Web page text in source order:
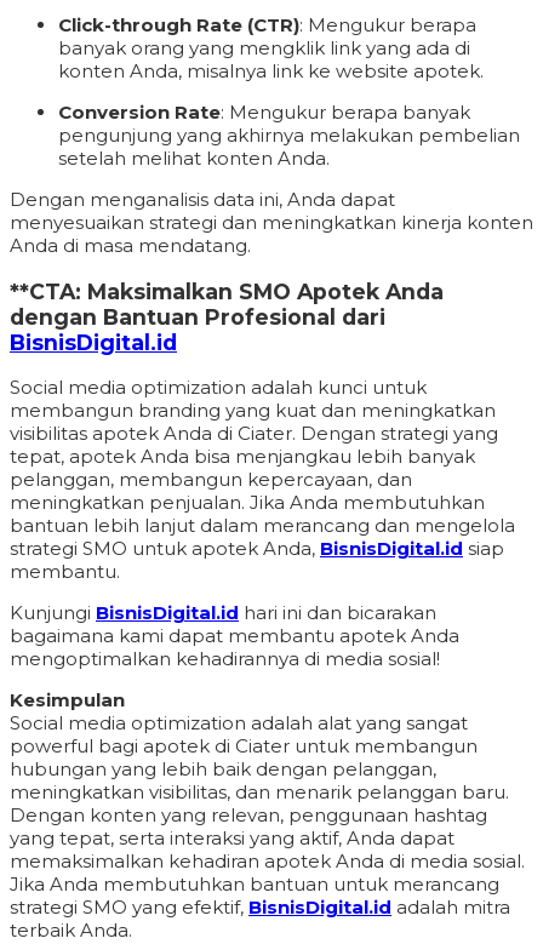
Click-through Rate (CTR): Mengukur berapa
banyak orang yang mengklik link yang ada di
konten Anda, misalnya link ke website apotek.
Conversion Rate: Mengukur berapa banyak
pengunjung yang akhirnya melakukan pembelian
setelah melihat konten Anda.
Dengan menganalisis data ini, Anda dapat
menyesuaikan strategi dan meningkatkan kinerja konten
Anda di masa mendatang.
**CTA: Maksimalkan SMO Apotek Anda
dengan Bantuan Profesional dari
BisnisDigital.id
Social media optimization adalah kunci untuk
membangun branding yang kuat dan meningkatkan
visibilitas apotek Anda di Ciater. Dengan strategi yang
tepat, apotek Anda bisa menjangkau lebih banyak
pelanggan, membangun kepercayaan, dan
meningkatkan penjualan. Jika Anda membutuhkan
bantuan lebih lanjut dalam merancang dan mengelola
strategi SMO untuk apotek Anda, BisnisDigital.id siap
membantu.
Kunjungi BisnisDigital.id hari ini dan bicarakan
bagaimana kami dapat membantu apotek Anda
mengoptimalkan kehadirannya di media sosial!
Kesimpulan
Social media optimization adalah alat yang sangat
powerful bagi apotek di Ciater untuk membangun
hubungan yang lebih baik dengan pelanggan,
meningkatkan visibilitas, dan menarik pelanggan baru.
Dengan konten yang relevan, penggunaan hashtag
yang tepat, serta interaksi yang aktif, Anda dapat
memaksimalkan kehadiran apotek Anda di media sosial.
Jika Anda membutuhkan bantuan untuk merancang
strategi SMO yang efektif, BisnisDigital.id adalah mitra
terbaik Anda.